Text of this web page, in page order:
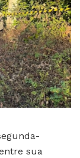
sua